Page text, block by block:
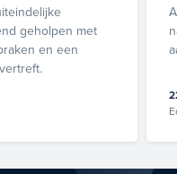
geholpen met
en een